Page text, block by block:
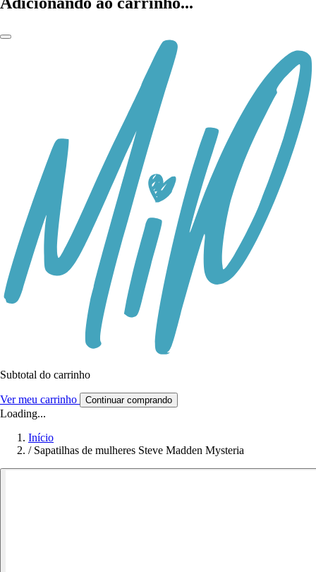
Subtotal do carrinho
Ver meu carrinho Continuar comprando
Loading...
Início
/ Sapatilhas de mulheres Steve Madden Mysteria